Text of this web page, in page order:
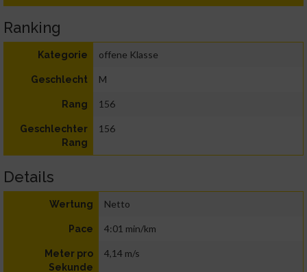
Ranking
Kategorie offene Klasse
Geschlecht M
Rang 156
Geschlechter
Rang
156
Details
Wertung Netto
Pace 4:01 min/km
Meter pro
Sekunde
4,14 m/s